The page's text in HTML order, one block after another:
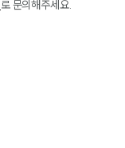
로 문의해주세요.